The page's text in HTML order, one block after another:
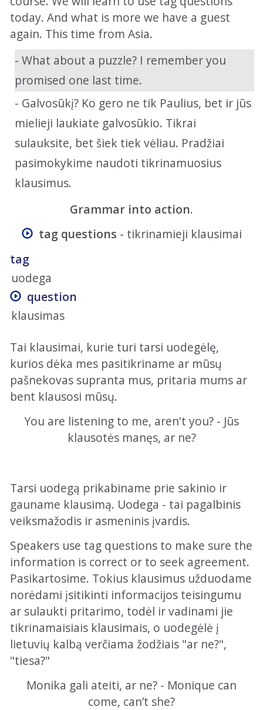
today. And what is more we have a guest
again. This time from Asia.
- What about a puzzle? I remember you
promised one last time.
- Galvosūkį? Ko gero ne tik Paulius, bet ir jūs
mielieji laukiate galvosūkio. Tikrai
sulauksite, bet šiek tiek vėliau. Pradžiai
pasimokykime naudoti tikrinamuosius
klausimus.
Grammar into action.
tag questions - tikrinamieji klausimai
tag
uodega
question
klausimas
Tai klausimai, kurie turi tarsi uodegėlę,
kurios dėka mes pasitikriname ar mūsų
pašnekovas supranta mus, pritaria mums ar
bent klausosi mūsų.
You are listening to me, aren't you? - Jūs
klausotės manęs, ar ne?
Tarsi uodegą prikabiname prie sakinio ir
gauname klausimą. Uodega - tai pagalbinis
veiksmažodis ir asmeninis įvardis.
Speakers use tag questions to make sure the
information is correct or to seek agreement.
Pasikartosime. Tokius klausimus užduodame
norėdami įsitikinti informacijos teisingumu
ar sulaukti pritarimo, todėl ir vadinami jie
tikrinamaisiais klausimais, o uodegėlė į
lietuvių kalbą verčiama žodžiais "ar ne?",
"tiesa?"
Monika gali ateiti, ar ne? - Monique can
come, can’t she?